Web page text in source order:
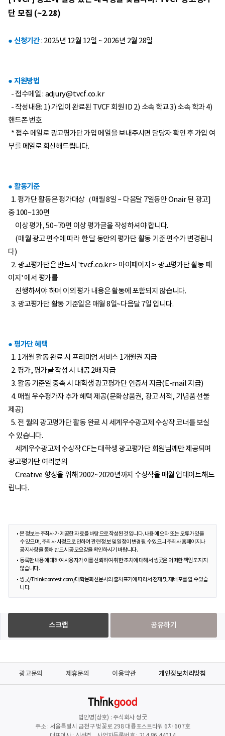
단 모집 (~2.28)
​● 신청기간: 2025년 12월 12일 ~ 2026년 2월 28일
● 지원방법
- 접수메일 : adjury@tvcf.co.kr
- 작성내용: 1) 가입이 완료된 TVCF 회원 ID 2) 소속 학교 3) 소속 학과 4)
핸드폰 번호
* 접수 메일로 광고평가단 가입 메일을 보내주시면 담당자 확인 후 가입 여
부를 메일로 회신해드립니다.
​● 활동기준
1. 평가단 활동은 평가대상（매월 8일 ~ 다음달 7일동안 Onair 된 광고]
중 100~130편
이상 평가, 50~70편 이상 평가글을 작성하셔야 합니다.
(매월 광고 편수에 따라 한 달 동안의 평가단 활동 기준 편수가 변경됩니
다)
2. 광고평가단은 반드시 'tvcf.co.kr > 마이페이지 > 광고평가단 활동 페
이지' 에서 평가를
진행하셔야 하며 이외 평가 내용은 활동에 포함되지 않습니다.
3. 광고평가단 활동 기준일은 매월 8일~다음달 7일 입니다.
​● 평가단 혜택
1. 1개월 활동 완료 시 프리미엄 서비스 1개월권 지급
2. 평가, 평가글 작성 시 내공 2배 지급
3. 활동 기준일 충족 시 대학생 광고평가단 인증서 지급(E-mail 지급)
4. 매월 우수평가자 추가 혜택 제공(문화상품권, 광고 서적, 기념품 선물
제공)
5. 전 월의 광고평가단 활동 완료 시 세계우수광고제 수상작 코너를 보실
수 있습니다.
세계우수광고제 수상작 CF는 대학생 광고평가단 회원님께만 제공되며
광고평가단 여러분의
Creative 향상을 위해 2002~2020년까지 수상작을 매월 업데이트해드
립니다.
본 정보는 주최사가 제공한 자료를 바탕으로 작성된 것입니다. 내용에 오타 또는 오류가 있을
수 있으며, 주최사 사정으로 인하여 관련 정보 및 일정이 변경될 수 있으니 주최사 홈페이지나
공지사항을 통해 반드시 공모요강을 확인하시기 바랍니다.
등록한 내용에 대하여 사용자가 이를 신뢰하여 취한 조치에 대해서 씽굿은 어떠한 책임도 지지
않습니다.
씽굿/Thinkcontest.com/대학문화신문사의 출처표기에 따라서 전재 및 재배포를 할 수 있습
니다.
스크랩 공유하기
광고문의 제휴문의 이용약관 개인정보처리방침
법인명(상호) : 주식회사 씽굿
주소 : 서울특별시 금천구 벚꽃로 298 대륭포스트타워 6차 607호